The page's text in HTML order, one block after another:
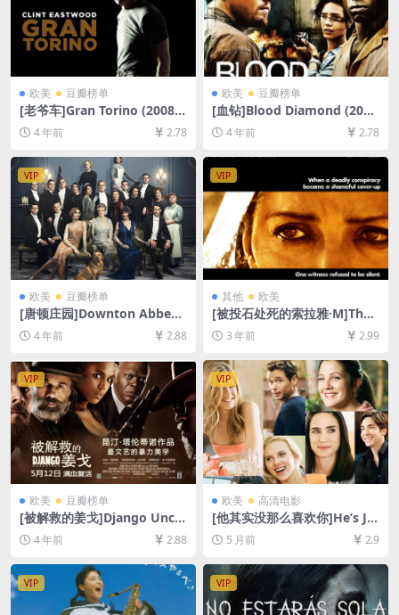
欧美 豆瓣榜单
[老爷车]Gran Torino (2008)
[百度网盘+夸克网盘+迅雷云
盘资源1080P超清未删减][MP
4 年前 2.78
欧美 豆瓣榜单
[血钻]Blood Diamond (200
6)[百度网盘+迅雷云盘资源10
80P超清未删减][MP4/10GB]
4 年前 2.78
VIP
欧美 豆瓣榜单
[唐顿庄园]Downton Abbey
(2019)[百度网盘+迅雷云盘资
源1080P超清未删减][MP4/7.
4 年前 2.88
VIP
其他 欧美
[被投石处死的索拉雅·M]The
Stoning of Soraya M. (200
8)[百度网盘+夸克网盘1080P
超清资源][网盘在线播放/下
载][MP4/7.4GB][中文字幕]
3 年前 2.99
VIP
欧美 豆瓣榜单
[被解救的姜戈]Django Unch
ained (2012)[百度网盘+迅雷
云盘资源1080P超清未删减]
[MP4/10GB][中英字幕]
4 年前 2.88
VIP
欧美 高清电影
[他其实没那么喜欢你]He’s Ju
st Not That Into You (2009)
[百度网盘+夸克网盘1080P超
清未删减资源][网盘在线播放/
下载][MP4/7.8GB][中文字幕]
5 月前 2.9
VIP VIP